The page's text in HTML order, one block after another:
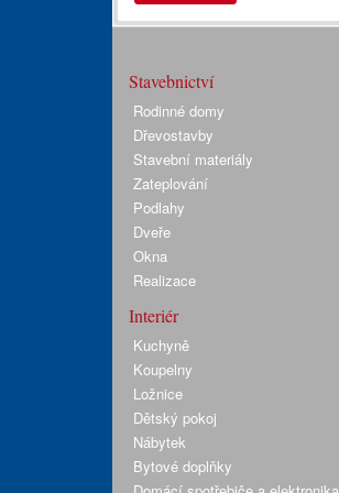
Stavebnictví
Rodinné domy
Dřevostavby
Stavební materiály
Zateplování
Podlahy
Dveře
Okna
Realizace
Interiér
Kuchyně
Koupelny
Ložnice
Dětský pokoj
Nábytek
Bytové doplňky